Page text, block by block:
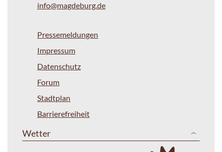
info@magdeburg.de
Pressemeldungen
Impressum
Datenschutz
Forum
Stadtplan
Barrierefreiheit
Wetter